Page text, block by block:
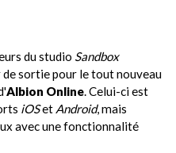
du studio Sandbox
de sortie pour le tout nouveau
Albion Online. Celui-ci est
iOSet Android, mais
avec une fonctionnalité